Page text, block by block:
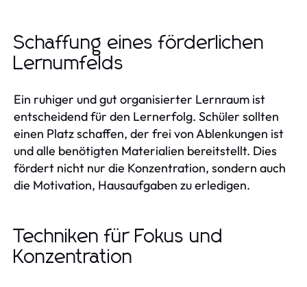
Schaffung eines förderlichen
Lernumfelds
Ein ruhiger und gut organisierter Lernraum ist
entscheidend für den Lernerfolg. Schüler sollten
einen Platz schaffen, der frei von Ablenkungen ist
und alle benötigten Materialien bereitstellt. Dies
fördert nicht nur die Konzentration, sondern auch
die Motivation, Hausaufgaben zu erledigen.
Techniken für Fokus und
Konzentration